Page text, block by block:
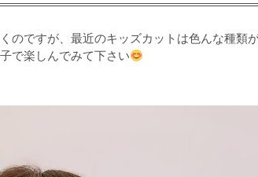
のですが、最近のキッズカットは色んな種類
で楽しんでみて下さい